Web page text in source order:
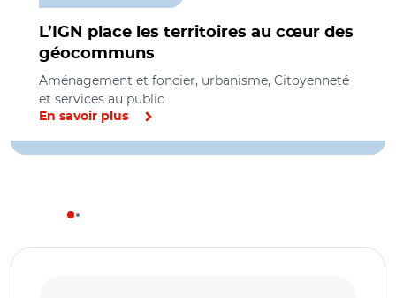
L’IGN place les territoires au cœur des
géocommuns
Aménagement et foncier, urbanisme, Citoyenneté
et services au public
En savoir plus